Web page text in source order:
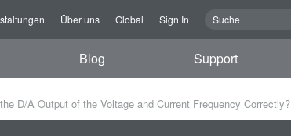
Über uns Global Sign In
Blog Support
D/A Output of the Voltage and Current Frequency Correctly?